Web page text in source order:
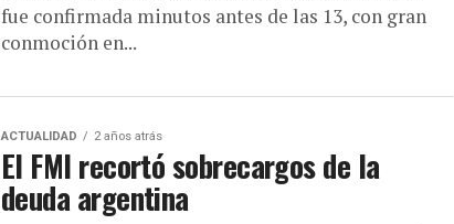
fue confirmada minutos antes de las 13, con gran
conmoción en...
ACTUALIDAD 2 años atrás
El FMI recortó sobrecargos de la
deuda argentina